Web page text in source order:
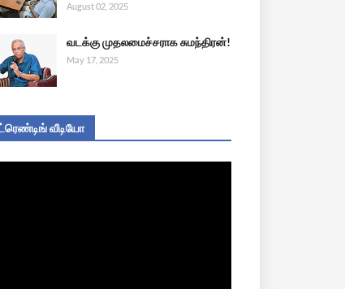
August 02, 2025
வடக்கு முதலமைச்சராக சுமந்திரன்!
May 17, 2025
வீடியோ